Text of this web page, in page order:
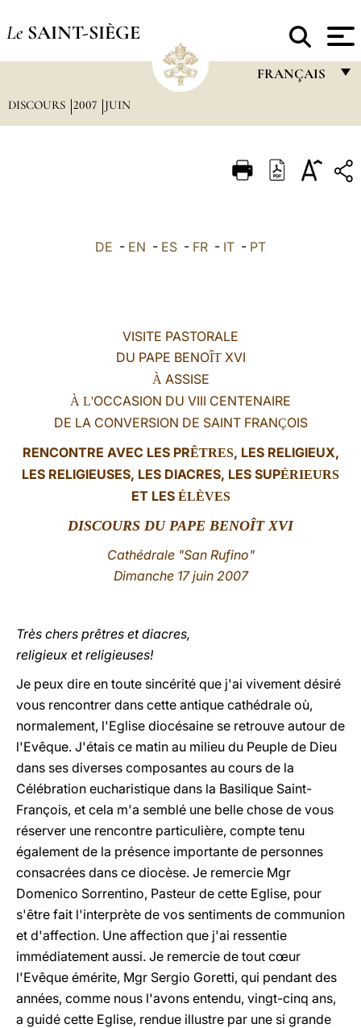
Le SAINT-SIÈGE
FRANÇAIS
ITALIANO
DISCOURS 2007 JUIN
DE - EN - ES - FR - IT - PT
VISITE PASTORALE
DU PAPE BENOÎTXVI
ÀASSISE
À L'OCCASION DU VIII CENTENAIRE
DE LA CONVERSION DE SAINT FRANÇOIS
RENCONTRE AVEC LES PRÊTRES, LES RELIGIEUX,
LES RELIGIEUSES, LES DIACRES, LES SUPÉRIEURS
ET LES ÉLÈVES
DISCOURS DU PAPE BENOÎT XVI
Cathédrale "San Rufino"
Dimanche 17 juin 2007
Très chers prêtres et diacres,
religieux et religieuses!
Je peux dire en toute sincérité que j'ai vivement désiré
vous rencontrer dans cette antique cathédrale où,
normalement, l'Eglise diocésaine se retrouve autour de
l'Evêque. J'étais ce matin au milieu du Peuple de Dieu
dans ses diverses composantes au cours de la
Célébration eucharistique dans la Basilique Saint-
François, et cela m'a semblé une belle chose de vous
réserver une rencontre particulière, compte tenu
également de la présence importante de personnes
consacrées dans ce diocèse. Je remercie Mgr
Domenico Sorrentino, Pasteur de cette Eglise, pour
s'être fait l'interprète de vos sentiments de communion
et d'affection. Une affection que j'ai ressentie
immédiatement aussi. Je remercie de tout cœur
l'Evêque émérite, Mgr Sergio Goretti, qui pendant des
années, comme nous l'avons entendu, vingt-cinq ans,
a guidé cette Eglise, rendue illustre par une si grande